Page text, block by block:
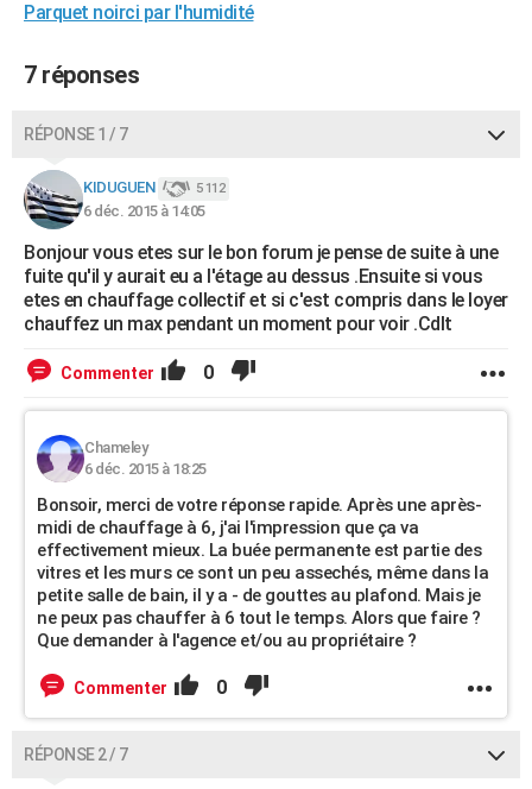
Parquet noirci par l'humidité
7 réponses
RÉPONSE 1 / 7
KIDUGUEN 5 112
6 déc. 2015 à 14:05
Bonjour vous etes sur le bon forum je pense de suite à une
fuite qu'il y aurait eu a l'étage au dessus .Ensuite si vous
etes en chauffage collectif et si c'est compris dans le loyer
chauffez un max pendant un moment pour voir .Cdlt
Commenter 0
Chameley
6 déc. 2015 à 18:25
Bonsoir, merci de votre réponse rapide. Après une après-
midi de chauffage à 6, j'ai l'impression que ça va
effectivement mieux. La buée permanente est partie des
vitres et les murs ce sont un peu assechés, même dans la
petite salle de bain, il y a - de gouttes au plafond. Mais je
ne peux pas chauffer à 6 tout le temps. Alors que faire ?
Que demander à l'agence et/ou au propriétaire ?
Commenter 0
RÉPONSE 2 / 7